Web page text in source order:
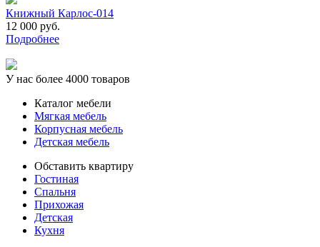
Книжный Карлос-014
12 000 руб.
Подробнее
У нас более 4000 товаров
Каталог мебели
Мягкая мебель
Корпусная мебель
Детская мебель
Обставить квартиру
Гостиная
Спальня
Прихожая
Детская
Кухня